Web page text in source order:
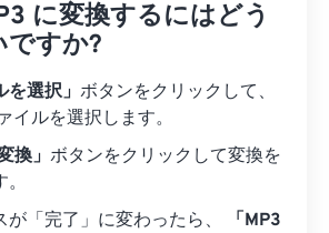
に変換するにはどう
すか?
を選択」 ボタンをクリックして、
イルを選択します。
換」 ボタンをクリックして変換を
が「完了」に変わったら、
「MP3